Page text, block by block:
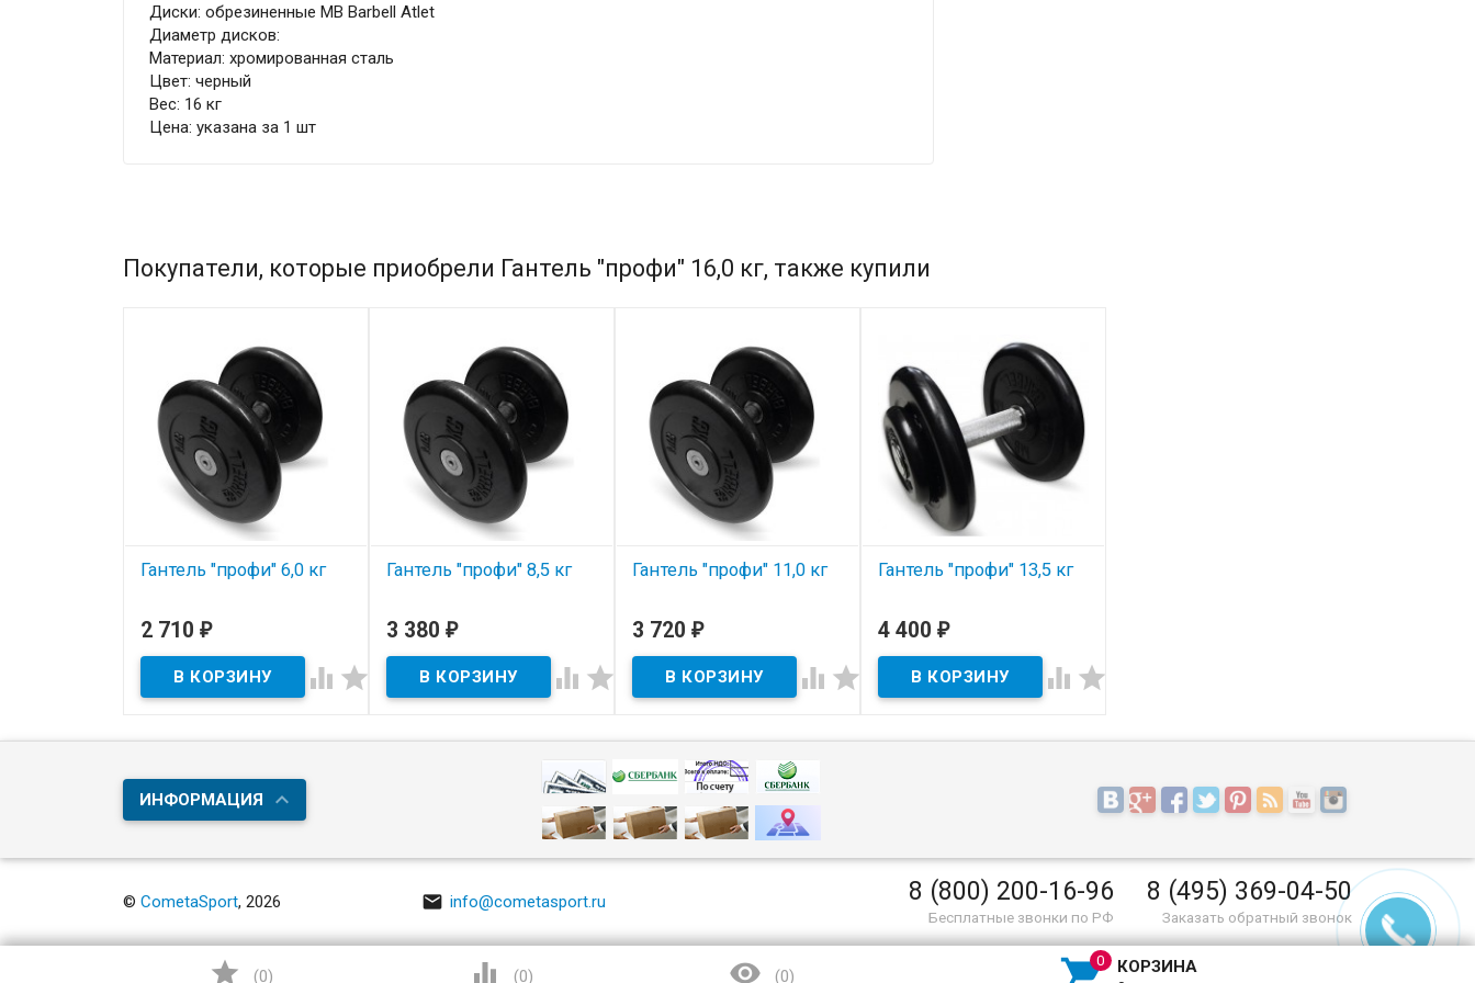
Диски: обрезиненные MB Barbell Atlet
Диаметр дисков:
Материал: хромированная сталь
Цвет: черный
Вес: 16 кг
Цена: указана за 1 шт
Покупатели, которые приобрели Гантель "профи" 16,0 кг, также купили
Гантель "профи" 6,0 кг
В наличии
2 710₽
 
Гантель "профи" 8,5 кг
В наличии
3 380₽
 
Гантель "профи" 11,0 кг
В наличии
3 720₽
 
Гантель "профи" 13,5 кг
В наличии
4 400₽
 
ИНФОРМАЦИЯ
©CometaSport, 2026  info@cometasport.ru 8 (800) 200-16-96
Бесплатные звонки по РФ
8 (495) 369-04-50
Заказать обратный звонок
 (0)  (0)  (0)
КОРЗИНА